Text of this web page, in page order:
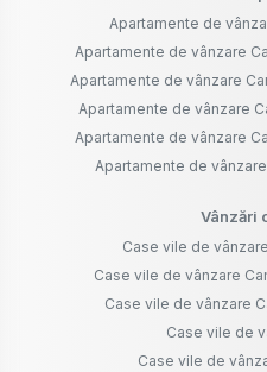
Apartamente de
Apartamente de vânzare
Apartamente de vânzare
Apartamente de vânzare
Apartamente de vânzare
Apartamente de
Vânzări
Case vile de
Case vile de vânzare
Case vile de vânzare
Case vile de
Case vile de